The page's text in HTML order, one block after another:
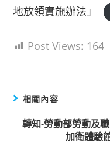
地放領實施辦法」
Post Views: 164
相關內容
轉知-勞動部勞動及
加衛體驗